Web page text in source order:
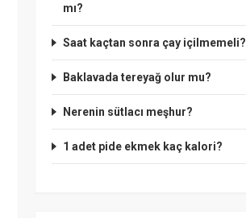
mı?
Saat kaçtan sonra çay içilmemeli?
Baklavada tereyağ olur mu?
Nerenin sütlacı meşhur?
1 adet pide ekmek kaç kalori?